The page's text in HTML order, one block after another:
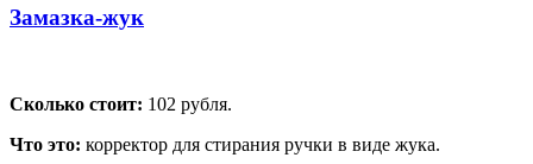
Замазка-жук
Сколько стоит: 102 рубля.
Что это: корректор для стирания ручки в виде жука.